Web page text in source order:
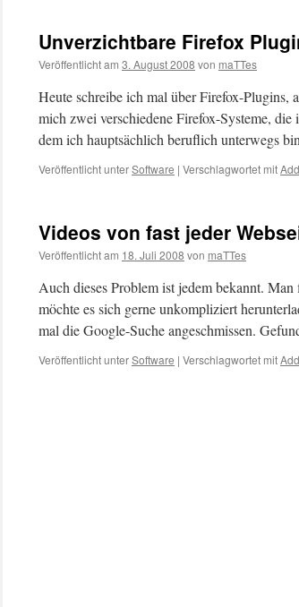
Unverzichtbare Firefox
Veröffentlicht am 3. August 2008 von maTTes
Heute schreibe ich mal über Firefox-
mich zwei verschiedene Firefox-Systeme,
dem ich hauptsächlich beruflich unterwegs
Veröffentlicht unterSoftware | Verschlagwortet mit
Videos von fast jeder
Veröffentlicht am 18. Juli 2008 von maTTes
Auch dieses Problem ist jedem bekannt.
möchte es sich gerne unkompliziert
mal die Google-Suche angeschmissen.
Veröffentlicht unterSoftware | Verschlagwortet mit